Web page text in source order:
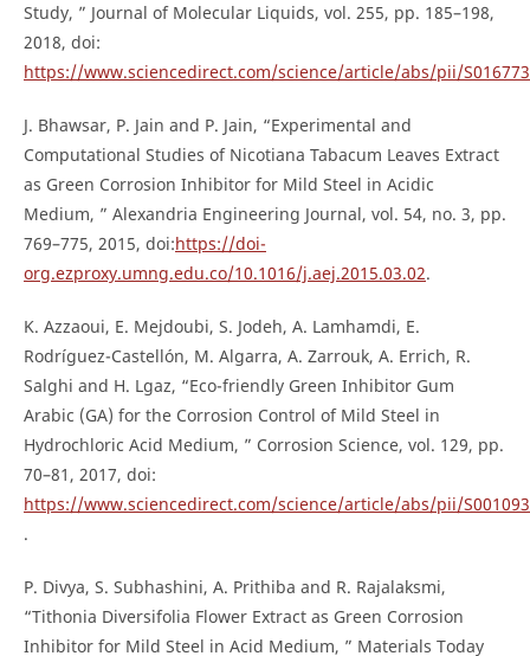
Study, ” Journal of Molecular Liquids, vol. 255, pp. 185–198,
2018, doi:
https://www.sciencedirect.com/science/article/abs/pii/
J. Bhawsar, P. Jain and P. Jain, “Experimental and
Computational Studies of Nicotiana Tabacum Leaves Extract
as Green Corrosion Inhibitor for Mild Steel in Acidic
Medium, ” Alexandria Engineering Journal, vol. 54, no. 3, pp.
769–775, 2015, doi:https://doi-
org.ezproxy.umng.edu.co/10.1016/j.aej.2015.03.02.
K. Azzaoui, E. Mejdoubi, S. Jodeh, A. Lamhamdi, E.
Rodríguez-Castellón, M. Algarra, A. Zarrouk, A. Errich, R.
Salghi and H. Lgaz, “Eco-friendly Green Inhibitor Gum
Arabic (GA) for the Corrosion Control of Mild Steel in
Hydrochloric Acid Medium, ” Corrosion Science, vol. 129, pp.
70–81, 2017, doi:
https://www.sciencedirect.com/science/article/abs/pii/
.
P. Divya, S. Subhashini, A. Prithiba and R. Rajalaksmi,
“Tithonia Diversifolia Flower Extract as Green Corrosion
Inhibitor for Mild Steel in Acid Medium, ” Materials Today